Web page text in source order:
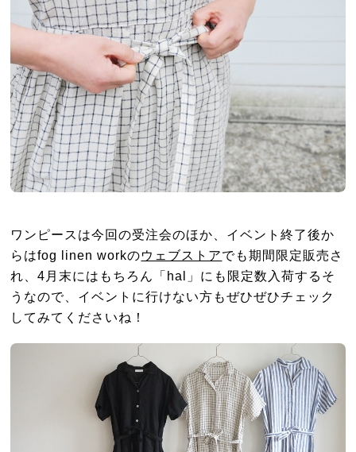
ワンピースは今回の受注会のほか、イベント終了後か
らはfog linen workのウェブストアでも期間限定販売さ
れ、4月末にはもちろん「hal」にも限定数入荷するそ
うなので、イベントに行けない方もぜひぜひチェック
してみてくださいね！